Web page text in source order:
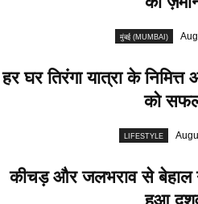
मुंबई (MUMBAI)
हर घर तिरंगा यात्रा के
को
LIFESTYLE
कीचड़ और जलभराव से बेहाल